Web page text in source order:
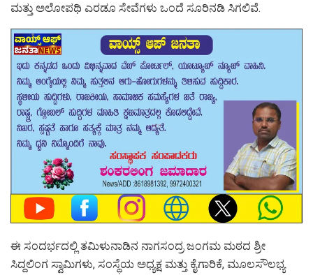
ಮತ್ತು‌ ಅಲೋಪಥಿ‌‌ ಎರಡೂ ಸೇವೆಗಳು ಒಂದೆ ಸೂರಿನಡಿ‌ ಸಿಗಲಿವೆ.
ಈ ಸಂದರ್ಭದಲ್ಲಿ ತಮಿಳುನಾಡಿನ ನಾಗಸಂದ್ರ ಜಂಗಮ ಮಠದ ಶ್ರೀ
ಸಿದ್ದಲಿಂಗ ಸ್ವಾಮಿಗಳು, ಸಂಸ್ಥೆಯ ಅಧ್ಯಕ್ಷ ಮತ್ತು‌ ಕೈಗಾರಿಕೆ, ಮೂಲಸೌಲಭ್ಯ